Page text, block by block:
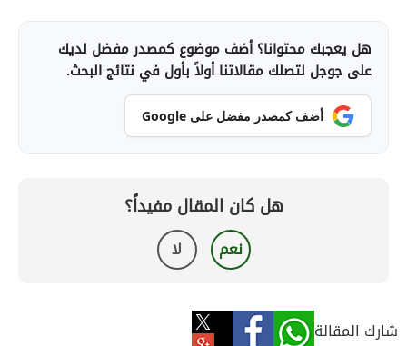
هل يعجبك محتوانا؟ أضف موضوع كمصدر مفضل لديك
على جوجل لتصلك مقالاتنا أولاً بأول في نتائج البحث.
أضف كمصدر مفضل على Google
هل كان المقال مفيداً؟
نعم لا
شارك المقالة